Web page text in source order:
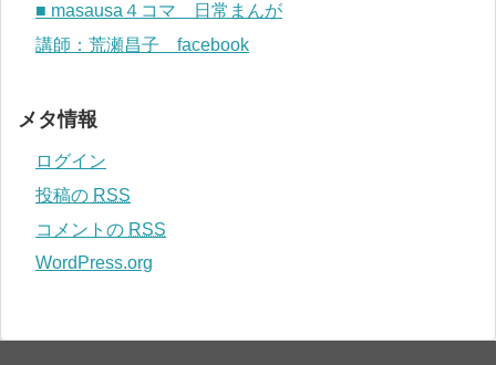
■ masausa４コマ 日常まんが
講師：荒瀬昌子 facebook
メタ情報
ログイン
投稿の RSS
コメントの RSS
WordPress.org